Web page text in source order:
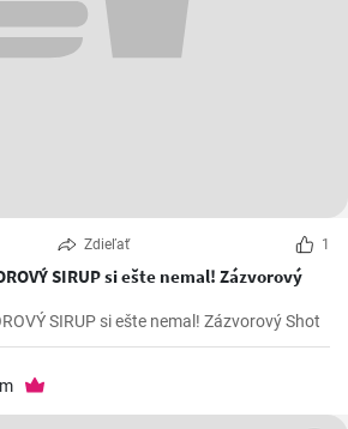
Zdieľať 1
SIRUP si ešte nemal! Zázvorový
Takýto DOMÁCI ZÁZVOROVÝ SIRUP si ešte nemal! Zázvorový Shot